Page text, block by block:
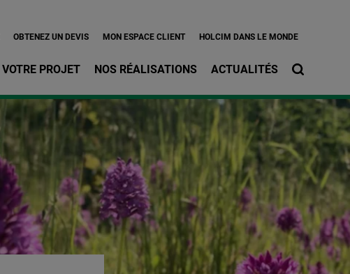
OBTENEZ UN DEVIS MON ESPACE CLIENT HOLCIM DANS LE MONDE
VOTRE PROJET NOS RÉALISATIONS ACTUALITÉS